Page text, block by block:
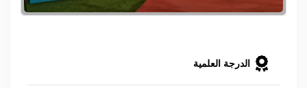
الدرجة العلمية